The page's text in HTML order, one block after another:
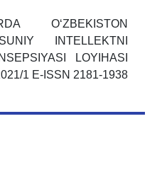
O‘ZBЕKISTON
INTЕLLЕKTNI
LOYIHASI
1 E-ISSN 2181-1938